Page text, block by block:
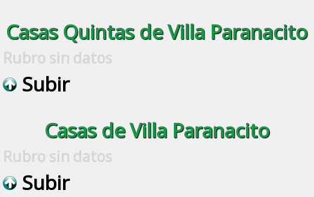
Casas Quintas de Villa Paranacito
Rubro sin datos
Subir
Casas de Villa Paranacito
Rubro sin datos
Subir